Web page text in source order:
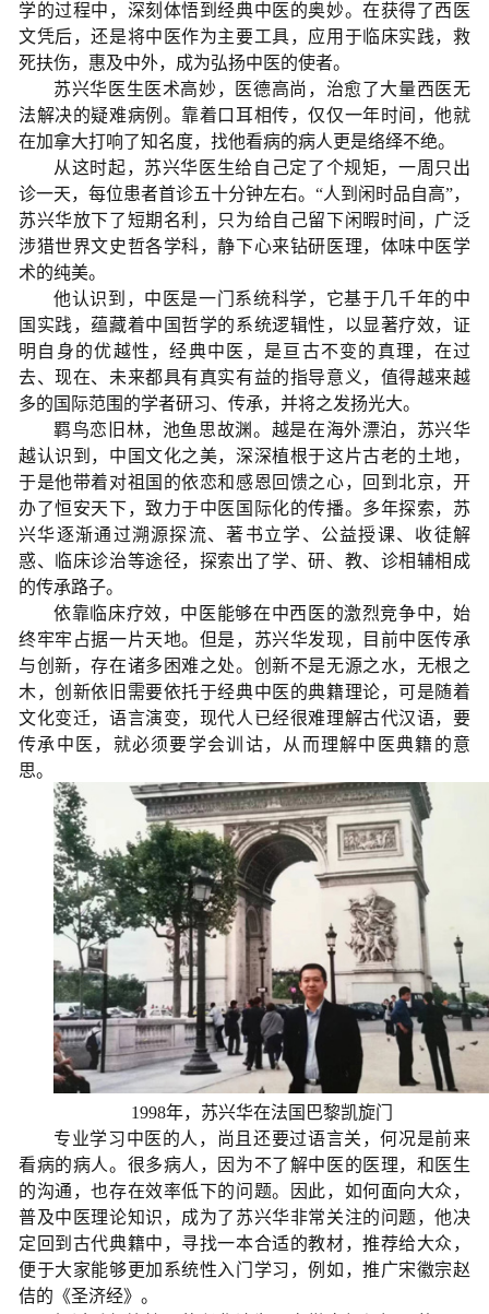
学的过程中，深刻体悟到经典中医的奥妙。在获得了西医
文凭后，还是将中医作为主要工具，应用于临床实践，救
死扶伤，惠及中外，成为弘扬中医的使者。
苏兴华医生医术高妙，医德高尚，治愈了大量西医无
法解决的疑难病例。靠着口耳相传，仅仅一年时间，他就
在加拿大打响了知名度，找他看病的病人更是络绎不绝。
从这时起，苏兴华医生给自己定了个规矩，一周只出
诊一天，每位患者首诊五十分钟左右。 “人到闲时品自高”，
苏兴华放下了短期名利，只为给自己留下闲暇时间，广泛
涉猎世界文史哲各学科，静下心来钻研医理，体味中医学
术的纯美。
他认识到，中医是一门系统科学，它基于几千年的中
国实践，蕴藏着中国哲学的系统逻辑性，以显著疗效，证
明自身的优越性，经典中医，是亘古不变的真理，在过
去、现在、未来都具有真实有益的指导意义，值得越来越
多的国际范围的学者研习、传承，并将之发扬光大。
羁鸟恋旧林，池鱼思故渊。越是在海外漂泊，苏兴华
越认识到，中国文化之美，深深植根于这片古老的土地，
于是他带着对祖国的依恋和感恩回馈之心，回到北京，开
办了恒安天下，致力于中医国际化的传播。多年探索，苏
兴华逐渐通过溯源探流、著书立学、公益授课、收徒解
惑、临床诊治等途径，探索出了学、研、教、诊相辅相成
的传承路子。
依靠临床疗效，中医能够在中西医的激烈竞争中，始
终牢牢占据一片天地。但是，苏兴华发现，目前中医传承
与创新，存在诸多困难之处。创新不是无源之水，无根之
木，创新依旧需要依托于经典中医的典籍理论，可是随着
文化变迁，语言演变，现代人已经很难理解古代汉语，要
传承中医，就必须要学会训诂，从而理解中医典籍的意
思。
1998年，苏兴华在法国巴黎凯旋门
专业学习中医的人，尚且还要过语言关，何况是前来
看病的病人。很多病人，因为不了解中医的医理，和医生
的沟通，也存在效率低下的问题。因此，如何面向大众，
普及中医理论知识，成为了苏兴华非常关注的问题，他决
定回到古代典籍中，寻找一本合适的教材，推荐给大众，
便于大家能够更加系统性入门学习，例如，推广宋徽宗赵
佶的《圣济经》。